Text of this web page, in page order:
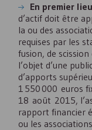
En premier lieu
d’actif doit être
la ou des
requises par les
fusion, de
l’objet d’une
d’apports
1 550 000 euros
18 août 2015,
rapport financier
ou les